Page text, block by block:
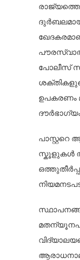
രാജ്യത്തെ
പോലീസ്
ഉപകരണം
പാസ്റ്ററെ
സ്കൂളുകൾ